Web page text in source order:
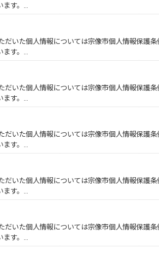
ます。…
だいた個人情報については宗像市個人情報保護
ます。…
だいた個人情報については宗像市個人情報保護
ます。…
だいた個人情報については宗像市個人情報保護
ます。…
だいた個人情報については宗像市個人情報保護
ます。…
だいた個人情報については宗像市個人情報保護
ます。…